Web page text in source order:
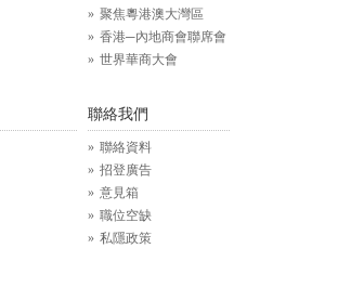
聚焦粵港澳大灣區
香港─內地商會聯席會
世界華商大會
聯絡我們
聯絡資料
招登廣告
意見箱
職位空缺
私隱政策